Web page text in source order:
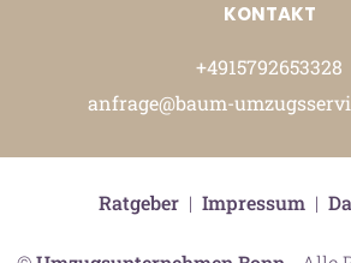
KONTAKT
+4915792653328
anfrage@baum-
Ratgeber| Impressum|